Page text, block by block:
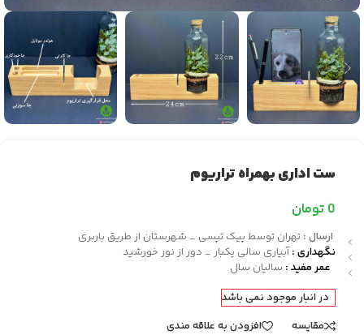
ست اداری بهمراه تراریوم
0تومان
ارسال : تهران توسط پیک تپسی _ شهرستان از طریق باربری
نگهداری :آبیاری سالی یکبار _ دور از نور خورشید
عمر مفید : سالیان سال
در انبار موجود نمی باشد
مقایسه
افزودن به علاقه مندی